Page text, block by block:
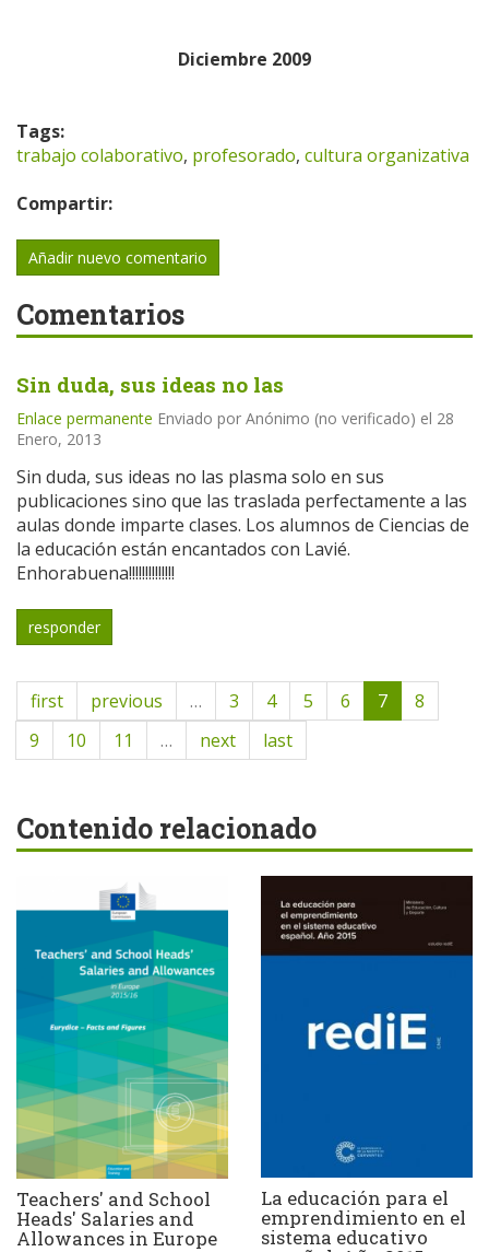
Diciembre 2009
Tags:
trabajo colaborativo, profesorado, cultura organizativa
Compartir:
Añadir nuevo comentario
Comentarios
Sin duda, sus ideas no las
Enlace permanente Enviado por Anónimo (no verificado) el 28
Enero, 2013
Sin duda, sus ideas no las plasma solo en sus
publicaciones sino que las traslada perfectamente a las
aulas donde imparte clases. Los alumnos de Ciencias de
la educación están encantados con Lavié.
Enhorabuena!!!!!!!!!!!!!!
responder
first previous … 3 4 5 6 7
8
9
10 11 … next last
Contenido relacionado
Teachers' and School
Heads' Salaries and
Allowances in Europe
La educación para el
emprendimiento en el
sistema educativo